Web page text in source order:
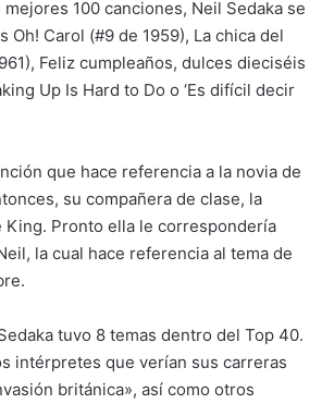
100 canciones, Neil Sedaka se
Oh! Carol (#9 de 1959), La chica del
Feliz cumpleaños, dulces dieciséis
Up Is Hard to Do o ‘Es difícil decir
que hace referencia a la novia de
su compañera de clase, la
King. Pronto ella le correspondería
la cual hace referencia al tema de
tuvo 8 temas dentro del Top 40.
intérpretes que verían sus carreras
británica», así como otros